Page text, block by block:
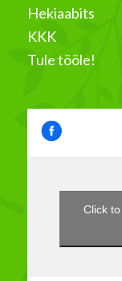
Hekiaabits
KKK
Tule tööle!
Click